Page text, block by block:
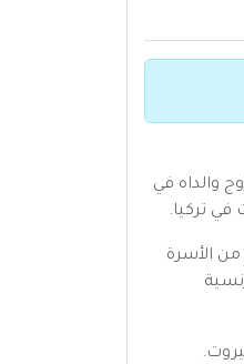
تزوج والداه في
الأسرة